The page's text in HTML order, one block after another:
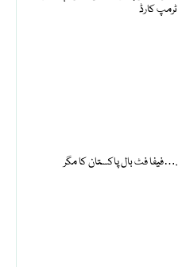
ٹرمپ کارڈ
فیفا فٹ بال پاکستان کا مگر….